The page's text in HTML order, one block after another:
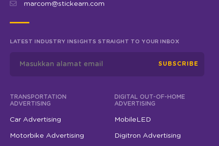
marcom@stickearn.com
LATEST INDUSTRY INSIGHTS STRAIGHT TO YOUR INBOX
SUBSCRIBE
TRANSPORTATION
ADVERTISING
Car Advertising
Motorbike Advertising
DIGITAL OUT-OF-HOME
ADVERTISING
MobileLED
Digitron Advertising